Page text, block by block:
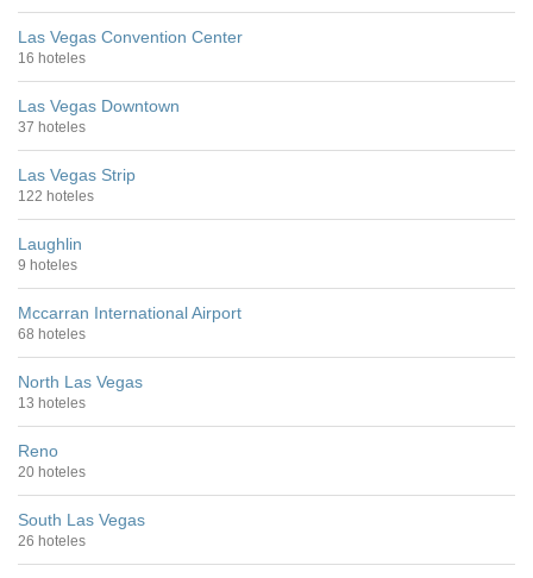
Las Vegas Convention Center
16 hoteles
Las Vegas Downtown
37 hoteles
Las Vegas Strip
122 hoteles
Laughlin
9 hoteles
Mccarran International Airport
68 hoteles
North Las Vegas
13 hoteles
Reno
20 hoteles
South Las Vegas
26 hoteles